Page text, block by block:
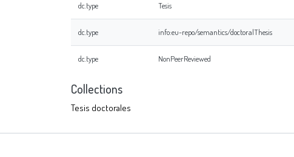
dc.type Tesis
dc.type info:eu-repo/semantics/doctoralThesis
dc.type NonPeerReviewed
Collections
Tesis doctorales